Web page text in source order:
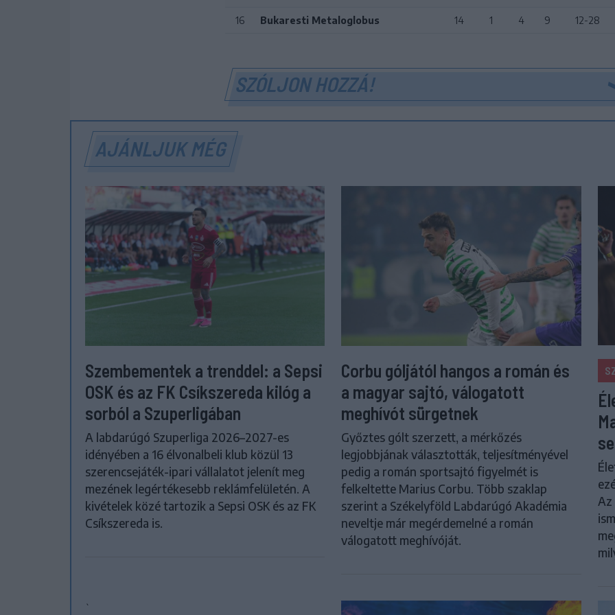
16 Bukaresti Metaloglobus 14 1 4 9 12-28
SZÓLJON HOZZÁ!
AJÁNLJUK MÉG
Szembementek a trenddel: a Sepsi
OSK és az FK Csíkszereda kilóg a
sorból a Szuperligában
A labdarúgó Szuperliga 2026–2027-es
idényében a 16 élvonalbeli klub közül 13
szerencsejáték-ipari vállalatot jelenít meg
mezének legértékesebb reklámfelületén. A
kivételek közé tartozik a Sepsi OSK és az FK
Csíkszereda is.
Corbu góljától hangos a román és
a magyar sajtó, válogatott
meghívót sürgetnek
Győztes gólt szerzett, a mérkőzés
legjobbjának választották, teljesítményével
pedig a román sportsajtó figyelmét is
felkeltette Marius Corbu. Több szaklap
szerint a Székelyföld Labdarúgó Akadémia
neveltje már megérdemelné a román
válogatott meghívóját.
`